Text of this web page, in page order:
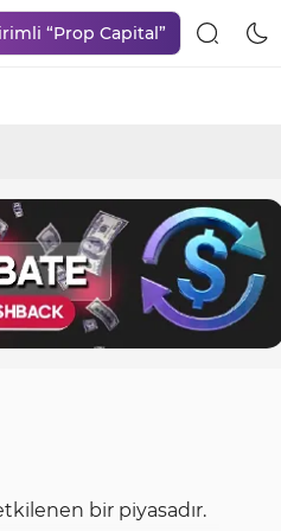
“Prop Capital”
bir piyasadır.